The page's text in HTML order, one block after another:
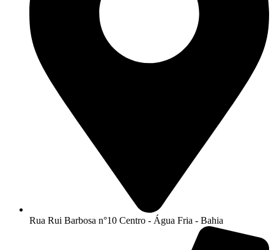
Rua Rui Barbosa n°10 Centro - Água Fria - Bahia